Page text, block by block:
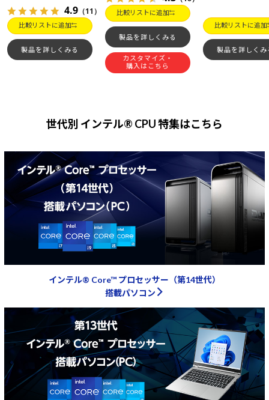
4.9 （11）
比較リストに追加
製品を詳しくみる
比較リストに追加
製品を詳しくみる
カスタマイズ・
購入はこちら
比較リストに追加
製品を詳しくみ
世代別 インテル® CPU 特集はこちら
インテル® Core™ プロセッサー（第14世代）
搭載パソコン